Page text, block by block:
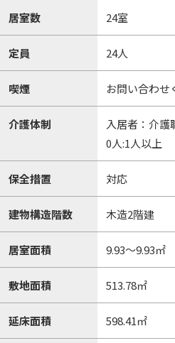
居室数 24室
定員 24人
喫煙 お問い合わせ
介護体制
入居者：介護
0人:1人以上
保全措置 対応
建物構造階数 木造2階建
居室面積 9.93～9.93㎡
敷地面積 513.78㎡
延床面積 598.41㎡